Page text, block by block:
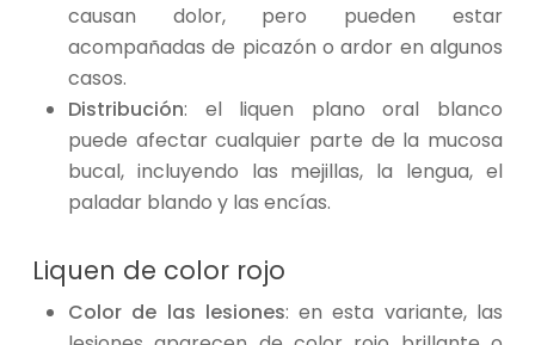
causan dolor, pero pueden estar
acompañadas de picazón o ardor en algunos
casos.
Distribución: el liquen plano oral blanco
puede afectar cualquier parte de la mucosa
bucal, incluyendo las mejillas, la lengua, el
paladar blando y las encías.
Liquen de color rojo
Color de las lesiones: en esta variante, las